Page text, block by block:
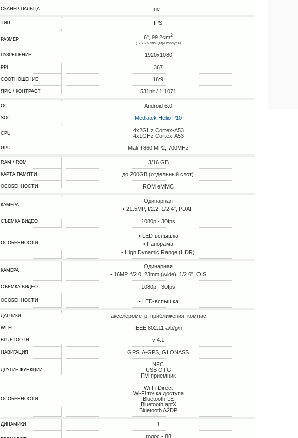
СКАНЕР ПАЛЬЦА нет
ТИП IPS
РАЗМЕР 6", 99.2cm2
(~76.6% площади корпуса)
РАЗРЕШЕНИЕ 1920x1080
PPI 367
СООТНОШЕНИЕ 16:9
ЯРК. / КОНТРАСТ 531nit / 1:1071
ОС Android 6.0
SOC Mediatek Helio P10
CPU
4x2GHz Cortex-A53
4x1GHz Cortex-A53
GPU Mali-T860 MP2, 700MHz
RAM / ROM 3/16 GB
КАРТА ПАМЯТИ до 200GB (отдельный слот)
ОСОБЕННОСТИ ROM eMMC
КАМЕРА
Одинарная
• 21.5MP, f/2.2, 1/2.4", PDAF
СЪЕМКА ВИДЕО 1080p - 30fps
ОСОБЕННОСТИ
• LED-вспышка
• Панорама
• High Dynamic Range (HDR)
КАМЕРА
Одинарная
• 16MP, f/2.0, 23mm (wide), 1/2.6", OIS
СЪЕМКА ВИДЕО 1080p - 30fps
ОСОБЕННОСТИ • LED-вспышка
ДАТЧИКИ акселерометр, приближения, компас
WI-FI IEEE 802.11 a/b/g/n
BLUETOOTH v 4.1
НАВИГАЦИЯ GPS, A-GPS, GLONASS
ДРУГИЕ ФУНКЦИИ
NFC
USB OTG
FM-приемник
ОСОБЕННОСТИ
Wi-Fi Direct
Wi-Fi точка доступа
Bluetooth LE
Bluetooth aptX
Bluetooth A2DP
ДИНАМИКИ 1
голос - 88